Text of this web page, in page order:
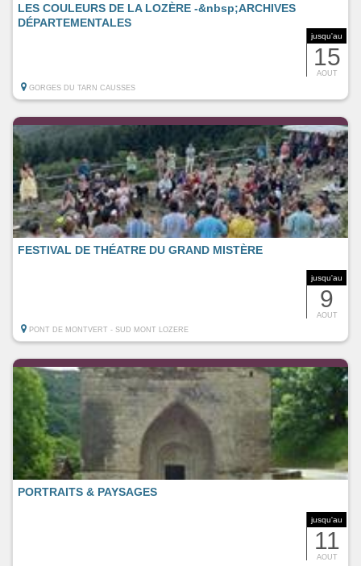
jusqu'au
15
AOUT
LES COULEURS DE LA LOZÈRE -&nbsp;ARCHIVES
DÉPARTEMENTALES
GORGES DU TARN CAUSSES
jusqu'au
9
AOUT
FESTIVAL DE THÉATRE DU GRAND MISTÈRE
PONT DE MONTVERT - SUD MONT LOZERE
jusqu'au
11
AOUT
PORTRAITS & PAYSAGES